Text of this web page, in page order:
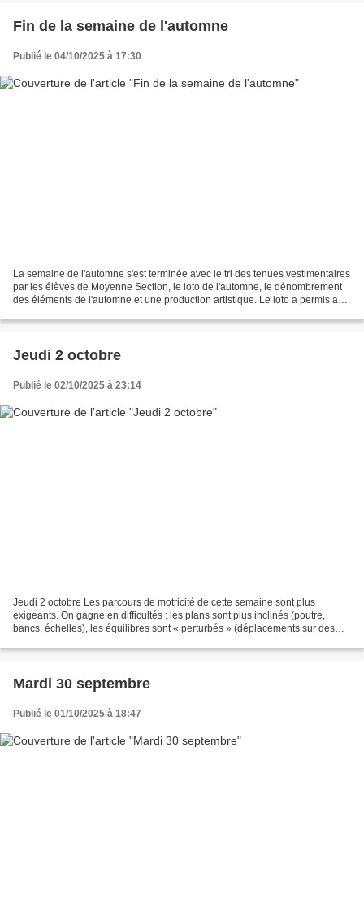
Fin de la semaine de l'automne
Publié le 04/10/2025 à 17:30
La semaine de l'automne s'est terminée avec le tri des tenues vestimentaires
par les élèves de Moyenne Section, le loto de l'automne, le dénombrement
des éléments de l'automne et une production artistique. Le loto a permis aux
Jeudi 2 octobre
Publié le 02/10/2025 à 23:14
Jeudi 2 octobre Les parcours de motricité de cette semaine sont plus
exigeants. On gagne en difficultés : les plans sont plus inclinés (poutre,
bancs, échelles), les équilibres sont « perturbés » (déplacements sur des
Mardi 30 septembre
Publié le 01/10/2025 à 18:47